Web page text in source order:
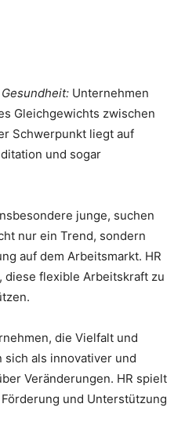
Unternehmen
Gleichgewichts zwischen
Schwerpunkt liegt auf
und sogar
junge, suchen
nur ein Trend, sondern
auf dem Arbeitsmarkt. HR
diese flexible Arbeitskraft zu
die Vielfalt und
als innovativer und
Veränderungen. HR spielt
und Unterstützung